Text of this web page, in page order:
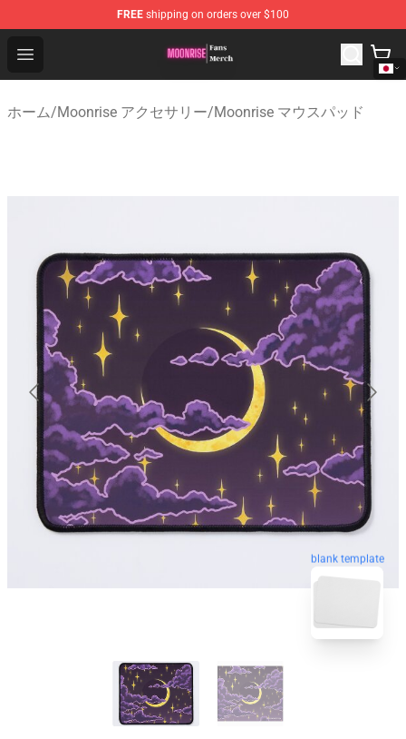
FREE shipping on orders over $100
Open menu
Moonrise Store - Official Moonrise Merchandise Shop
ホーム/Moonrise アクセサリー/Moonrise マウスパッド
blank template